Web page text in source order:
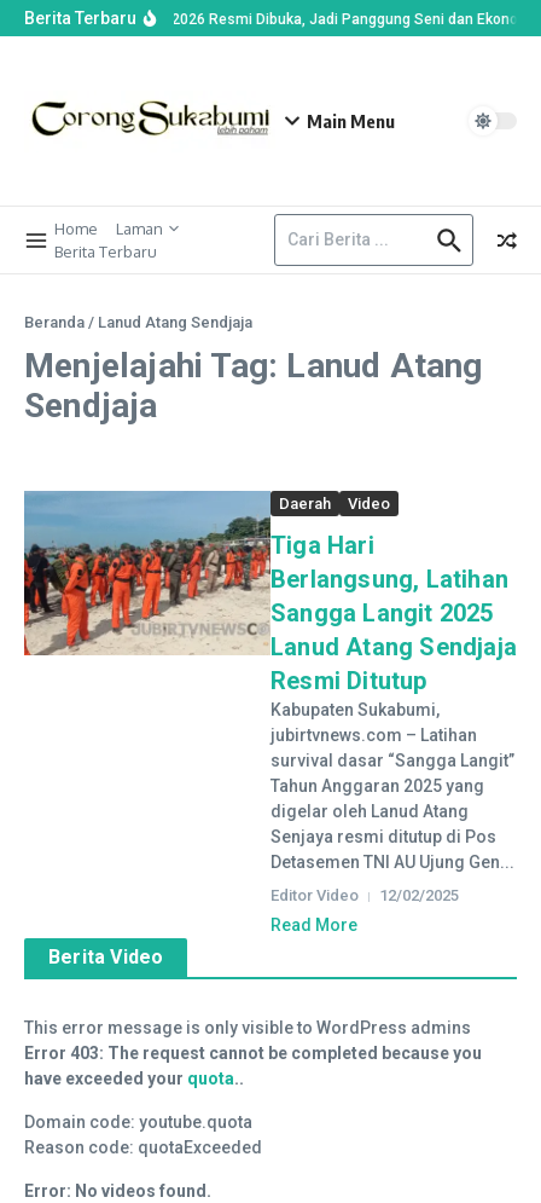
Berita TerbaruPlara Fest 2026 Resmi Dibuka, Jadi Panggung Seni dan Ekonomi
Main Menu
Home
Laman
Berita Terbaru
Beranda / Lanud Atang Sendjaja
Menjelajahi Tag: Lanud Atang
Sendjaja
Daerah Video
Tiga Hari
Berlangsung, Latihan
Sangga Langit 2025
Lanud Atang Sendjaja
Resmi Ditutup
Kabupaten Sukabumi,
jubirtvnews.com – Latihan
survival dasar “Sangga Langit”
Tahun Anggaran 2025 yang
digelar oleh Lanud Atang
Senjaya resmi ditutup di Pos
Detasemen TNI AU Ujung Gen...
Editor Video 12/02/2025
Read More
Berita Video
This error message is only visible to WordPress admins
Error 403: The request cannot be completed because you
have exceeded your quota..
Domain code: youtube.quota
Reason code: quotaExceeded
Error: No videos found.